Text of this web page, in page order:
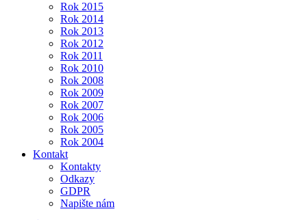
Rok 2015
Rok 2014
Rok 2013
Rok 2012
Rok 2011
Rok 2010
Rok 2008
Rok 2009
Rok 2007
Rok 2006
Rok 2005
Rok 2004
Kontakt
Kontakty
Odkazy
GDPR
Napište nám